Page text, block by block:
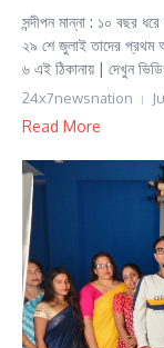
সন্দীপন মান্না : ১০ বছর ধরে
২৯ শে জুলাই তাদের প্রথম
৬ এই ঠিকানায় | দেখুন
24x7newsnation
Read More